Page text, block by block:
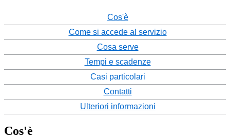
Cos'è
Come si accede al servizio
Cosa serve
Tempi e scadenze
Casi particolari
Contatti
Ulteriori informazioni
Cos'è